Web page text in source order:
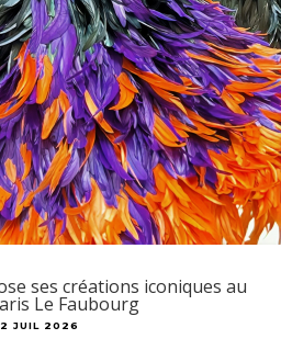
ses créations iconiques au
Le Faubourg
JUIL 2026